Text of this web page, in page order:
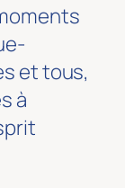
et tous,
à